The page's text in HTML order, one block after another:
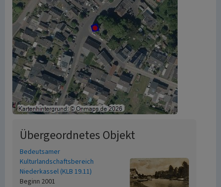
Übergeordnetes Objekt
Bedeutsamer
Kulturlandschaftsbereich
Niederkassel (KLB 19.11)
Beginn 2001